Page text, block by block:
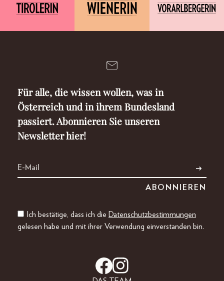
Für alle, die wissen wollen, was in
Österreich und in ihrem Bundesland
passiert. Abonnieren Sie unseren
Newsletter hier!
Ich bestätige, dass ich die Datenschutzbestimmungen
gelesen habe und mit ihrer Verwendung einverstanden bin.